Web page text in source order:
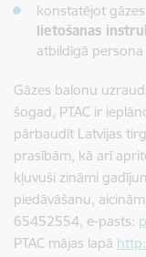
konstatējot
lietošanas
atbildīgā
Gāzes balonu
šogad, PTAC ir
pārbaudīt Latvijas
prasībām, kā arī
kļuvuši zināmi
piedāvāšanu,
65452554, e-pasts:
PTAC mājas lapā